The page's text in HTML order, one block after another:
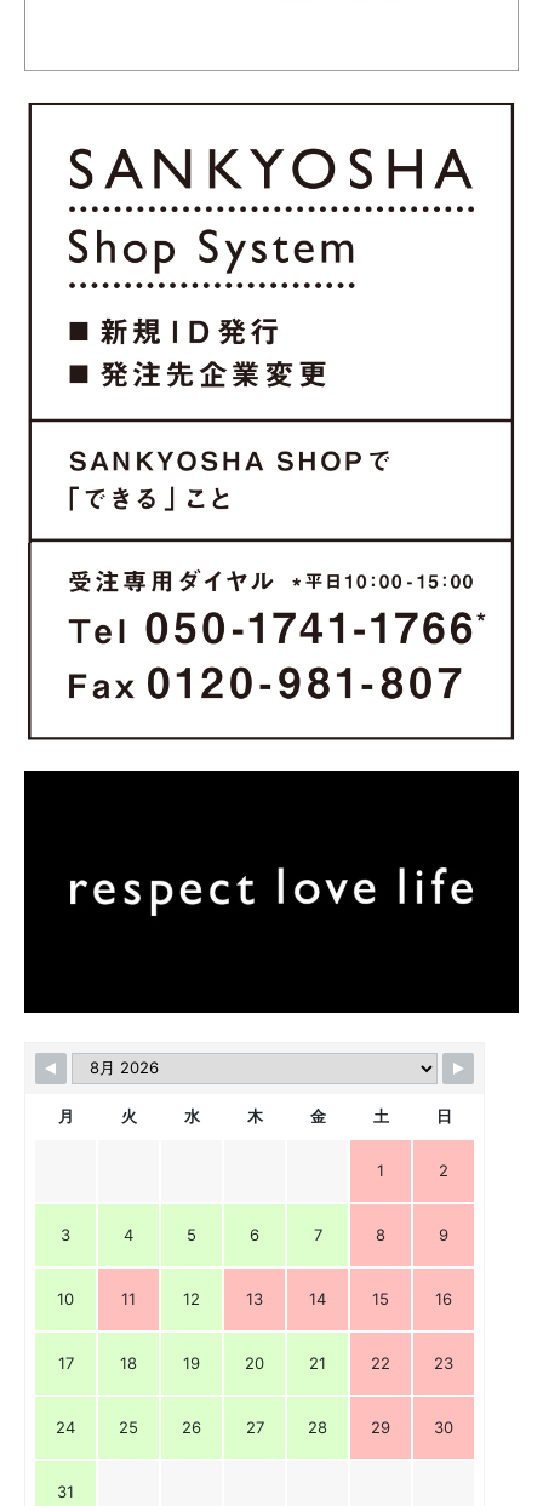
月 火 水 木 金 土 日
1 2
3 4 5 6 7 8 9
10 11 12 13 14 15 16
17 18 19 20 21 22 23
24 25 26 27 28 29 30
31